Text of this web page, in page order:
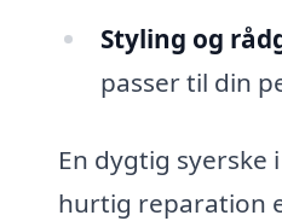
Styling og
passer til din
En dygtig
hurtig reparation